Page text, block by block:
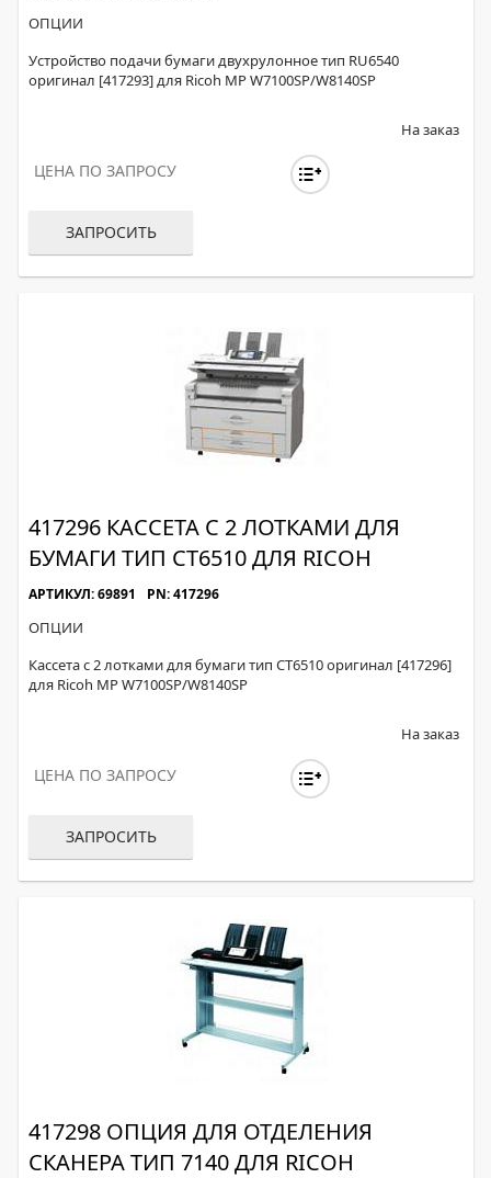
ОПЦИИ
Устройство подачи бумаги двухрулонное тип RU6540
оригинал [417293] для Ricoh MP W7100SP/W8140SP
На заказ
ЦЕНА ПО ЗАПРОСУ
ЗАПРОСИТЬ
417296 КАССЕТА С 2 ЛОТКАМИ ДЛЯ
БУМАГИ ТИП CT6510 ДЛЯ RICOH
АРТИКУЛ: 69891 PN: 417296
ОПЦИИ
Кассета с 2 лотками для бумаги тип CT6510 оригинал [417296]
для Ricoh MP W7100SP/W8140SP
На заказ
ЦЕНА ПО ЗАПРОСУ
ЗАПРОСИТЬ
417298 ОПЦИЯ ДЛЯ ОТДЕЛЕНИЯ
СКАНЕРА ТИП 7140 ДЛЯ RICOH